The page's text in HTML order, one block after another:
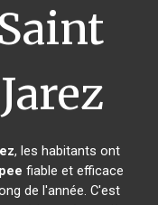
Saint
, les habitants ont
fiable et efficace
de l'année. C'est